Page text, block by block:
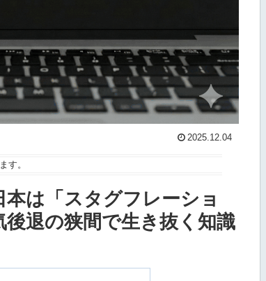
2025.12.04
す。
本は「スタグフレーショ
退の狭間で生き抜く知識